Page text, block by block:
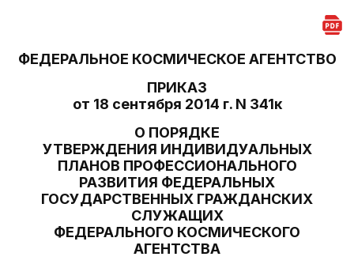
ФЕДЕРАЛЬНОЕ КОСМИЧЕСКОЕ АГЕНТСТВО
ПРИКАЗ
от 18 сентября 2014 г. N 341к
О ПОРЯДКЕ
УТВЕРЖДЕНИЯ ИНДИВИДУАЛЬНЫХ
ПЛАНОВ ПРОФЕССИОНАЛЬНОГО
РАЗВИТИЯ ФЕДЕРАЛЬНЫХ
ГОСУДАРСТВЕННЫХ ГРАЖДАНСКИХ
СЛУЖАЩИХ
ФЕДЕРАЛЬНОГО КОСМИЧЕСКОГО
АГЕНТСТВА